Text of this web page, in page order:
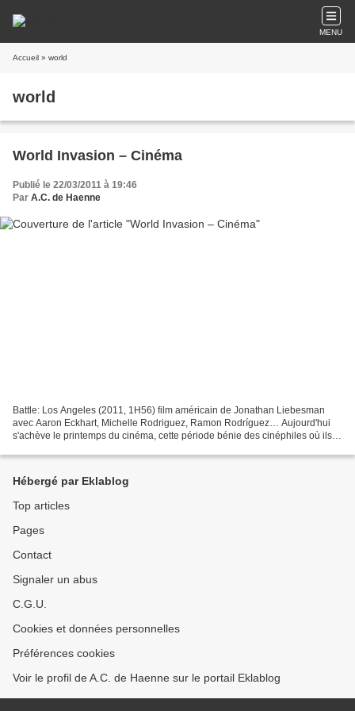
MENU
Accueil » world
world
World Invasion – Cinéma
Publié le 22/03/2011 à 19:46
Par A.C. de Haenne
Battle: Los Angeles (2011, 1H56) film américain de Jonathan Liebesman
avec Aaron Eckhart, Michelle Rodriguez, Ramon Rodríguez… Aujourd'hui
s'achève le printemps du cinéma, cette période bénie des cinéphiles où ils
Hébergé par Eklablog
Top articles
Pages
Contact
Signaler un abus
C.G.U.
Cookies et données personnelles
Préférences cookies
Voir le profil de A.C. de Haenne sur le portail Eklablog